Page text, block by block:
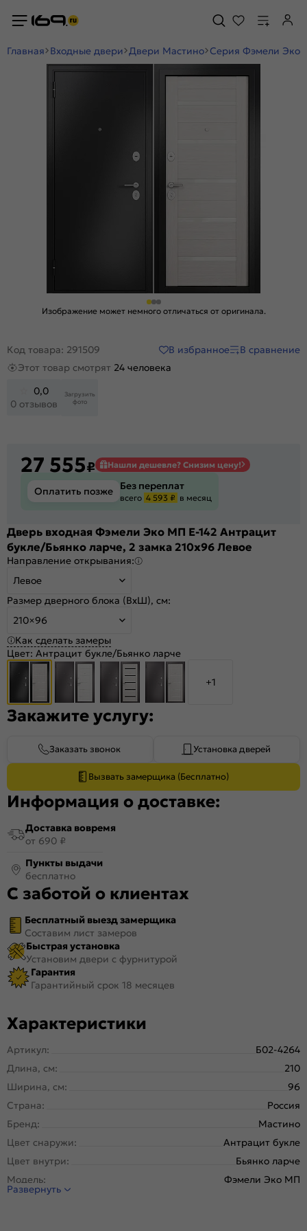
Главная Входные двери Двери Мастино Серия Фэмели Эко
Изображение может немного отличаться от оригинала.
Код товара: 291509 В избранное
В сравнение
Этот товар смотрят 24 человека
0,0
0 отзывов
Загрузить
фото
27 555₽ Нашли дешевле? Снизим цену!
Оплатить позже Без переплат
всего 4 593 ₽ в месяц
Дверь входная Фэмели Эко МП E-142 Антрацит
букле/Бьянко ларче, 2 замка 210x96 Левое
Направление открывания:
Левое
Размер дверного блока (ВхШ), см:
210×96
Как сделать замеры
Цвет: Антрацит букле/Бьянко ларче
+1
Закажите услугу:
Заказать звонок Установка дверей
Вызвать замерщика (Бесплатно)
Информация о доставке:
Доставка вовремя
от 690 ₽
Пункты выдачи
бесплатно
С заботой о клиентах
Бесплатный выезд замерщика
Составим лист замеров
Быстрая установка
Установим двери с фурнитурой
Гарантия
Гарантийный срок 18 месяцев
Характеристики
Артикул:
Б02-4264
Длина, см:
210
Ширина, см:
96
Страна:
Россия
Бренд:
Мастино
Цвет снаружи:
Антрацит букле
Цвет внутри:
Бьянко ларче
Модель:
Фэмели Эко МП
Открывание:
Развернуть